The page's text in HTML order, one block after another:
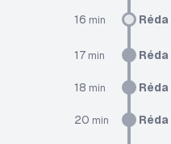
16 min Réda
17 min Réda
18 min Réda
20 min Réda